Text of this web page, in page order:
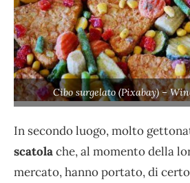
Cibo surgelato (Pixabay) –
In secondo luogo, molto
scatolache, al momento della
mercato, hanno portato, di